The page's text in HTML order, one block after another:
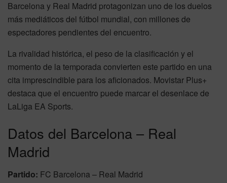
Barcelona y Real Madrid protagonizan uno de los duelos
más mediáticos del fútbol mundial, con millones de
espectadores pendientes del encuentro.
La rivalidad histórica, el peso de la clasificación y el
momento de la temporada convierten este partido en una
cita imprescindible para los aficionados. Movistar Plus+
destaca que el encuentro puede marcar el desenlace de
LaLiga EA Sports.
Datos del Barcelona – Real
Madrid
Partido: FC Barcelona – Real Madrid